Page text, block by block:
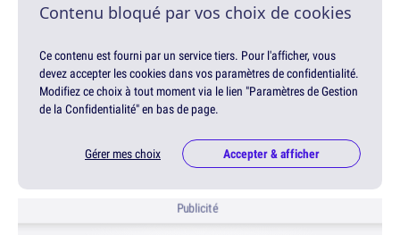
Contenu bloqué par vos choix de cookies
Ce contenu est fourni par un service tiers. Pour l'afficher, vous
devez accepter les cookies dans vos paramètres de confidentialité.
Modifiez ce choix à tout moment via le lien "Paramètres de Gestion
de la Confidentialité" en bas de page.
Gérer mes choix Accepter & afficher
Publicité